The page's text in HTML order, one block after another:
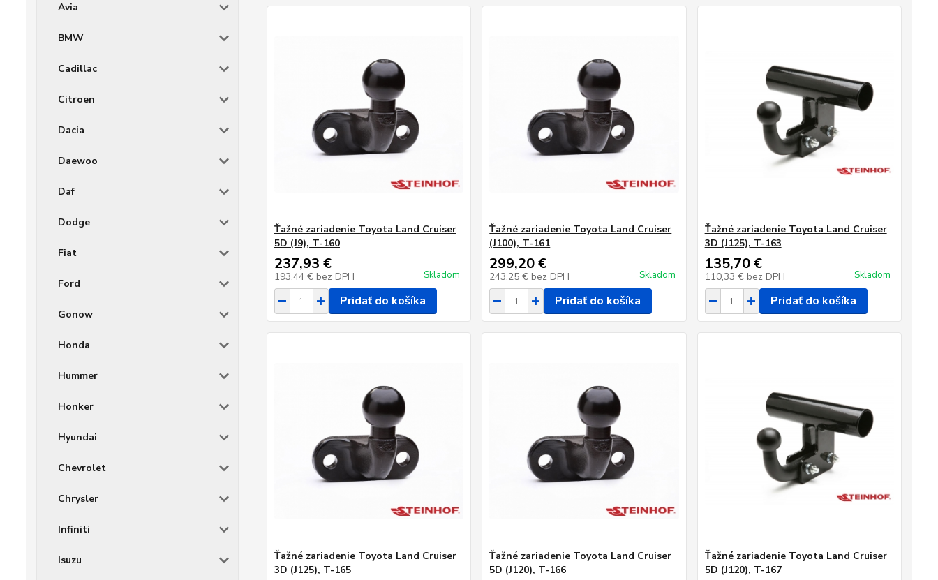
Avia
BMW
Cadillac
Citroen
Dacia
Daewoo
Daf
Dodge
Fiat
Ford
Gonow
Honda
Hummer
Honker
Hyundai
Chevrolet
Chrysler
Infiniti
Isuzu
Ťažné zariadenie Toyota Land Cruiser
5D (J9), T-160
237,93 €
193,44 € bez DPH Skladom
Pridať do košíka
Ťažné zariadenie Toyota Land Cruiser
(J100), T-161
299,20 €
243,25 € bez DPH Skladom
Pridať do košíka
Ťažné zariadenie Toyota Land Cruiser
3D (J125), T-163
135,70 €
110,33 € bez DPH Skladom
Pridať do košíka
Ťažné zariadenie Toyota Land Cruiser
3D (J125), T-165
Ťažné zariadenie Toyota Land Cruiser
5D (J120), T-166
Ťažné zariadenie Toyota Land Cruiser
5D (J120), T-167